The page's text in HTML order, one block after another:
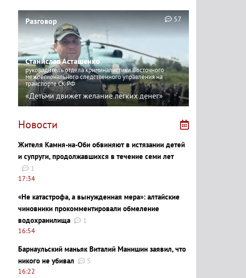
Разговор
Станислав Асташенко
руководитель отдела криминалистики Восточного
межрегионального следственного управления на
транспорте СК РФ
«Детьми движет желание легких денег»
57
Новости
Жителя Камня-на-Оби обвиняют в истязании детей
и супруги, продолжавшихся в течение семи лет
1
17:34
«Не катастрофа, а вынужденная мера»: алтайские
чиновники прокомментировали обмеление
водохранилища
1
16:54
Барнаульский маньяк Виталий Манишин заявил, что
никого не убивал
5
16:22